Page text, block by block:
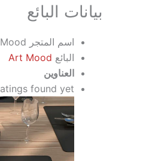
بيانات البائع
اسم المتجر
البائع Art Mood
العناوين
found yet!